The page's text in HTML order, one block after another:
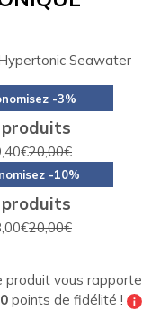
Seawater
-3%
20,00€
-10%
produits
20,00€
produit vous rapporte
points de fidélité !